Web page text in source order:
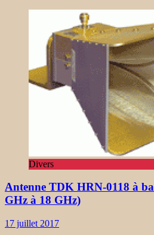
Divers
Antenne TDK HRN-0118 à
GHz à 18 GHz)
17 juillet 2017